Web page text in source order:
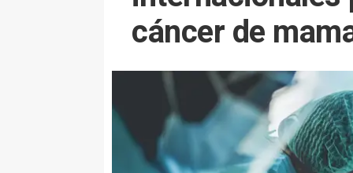
cáncer de